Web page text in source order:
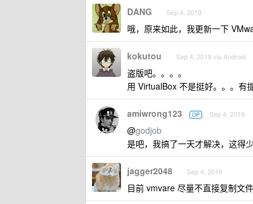
DANG Sep 4, 2019
哦，原来如此，我更新一下
kokutou Sep 4, 2019 via Android
盗版吧。。。。
用 VirtualBox 不是挺好。。。有
amiwrong123 OP Sep 4, 2019
@godjob
是吧，我搞了一天才解决，这得
jagger2048 Sep 4, 2019
目前 vmvare 尽量不直接复制文